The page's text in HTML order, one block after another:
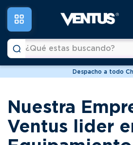
¿Qué estas buscando?
Despacho a todo
Nuestra
Ventus lider
Términos más buscados
vitrinas
2.
horno
3 .
freidoras